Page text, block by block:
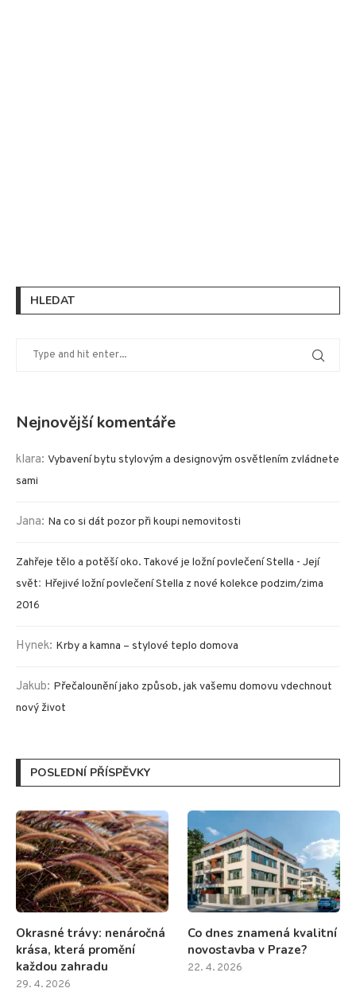
HLEDAT
Nejnovější komentáře
klara: Vybavení bytu stylovým a designovým osvětlením zvládnete
sami
Jana: Na co si dát pozor při koupi nemovitosti
Zahřeje tělo a potěší oko. Takové je ložní povlečení Stella - Její
svět: Hřejivé ložní povlečení Stella z nové kolekce podzim/zima
2016
Hynek: Krby a kamna – stylové teplo domova
Jakub: Přečalounění jako způsob, jak vašemu domovu vdechnout
nový život
POSLEDNÍ PŘÍSPĚVKY
Okrasné trávy: nenáročná
krása, která promění
každou zahradu
29. 4. 2026
Co dnes znamená kvalitní
novostavba v Praze?
22. 4. 2026